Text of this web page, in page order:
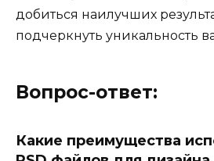
добиться наилучших
подчеркнуть уникальность
Вопрос-ответ:
Какие преимущества